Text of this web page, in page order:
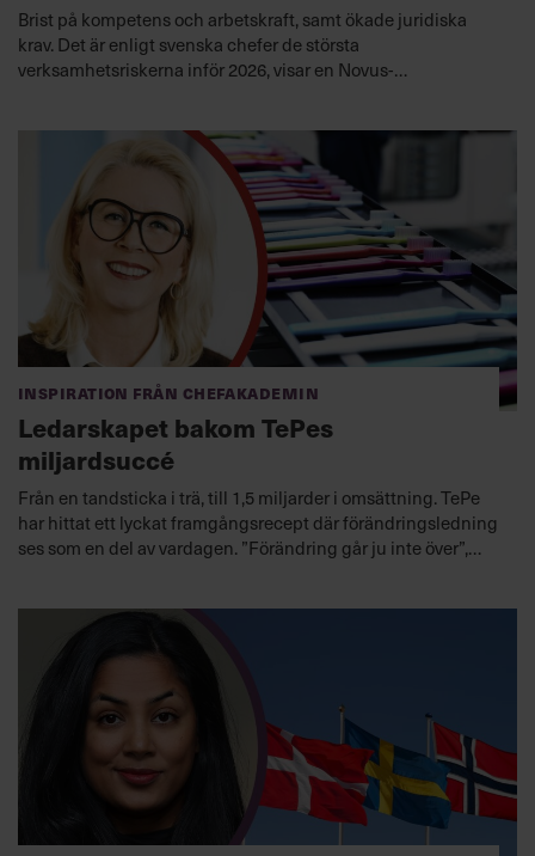
Brist på kompetens och arbetskraft, samt ökade juridiska
krav. Det är enligt svenska chefer de största
verksamhetsriskerna inför 2026, visar en Novus-
Inspiration från Chefakademin
Ledarskapet bakom TePes
miljardsuccé
Från en tandsticka i trä, till 1,5 miljarder i omsättning. TePe
har hittat ett lyckat framgångsrecept där förändringsledning
ses som en del av vardagen. ”Förändring går ju inte över”,